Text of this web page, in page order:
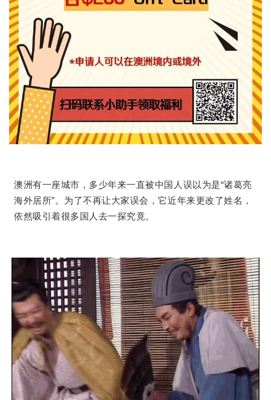
澳洲有一座城市，多少年来一直被中国人误以为是“诸葛亮
海外居所”。为了不再让大家误会，它近年来更改了姓名，
依然吸引着很多国人去一探究竟。